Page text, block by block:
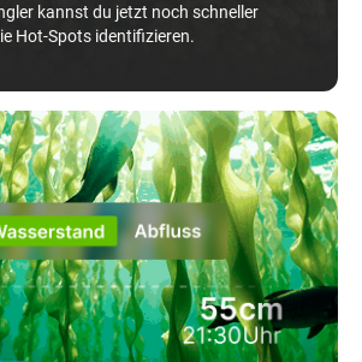
kannst du jetzt noch schneller
Hot-Spots identifizieren.